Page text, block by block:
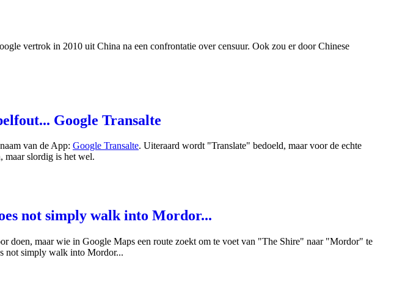
vertrok in 2010 uit China na een confrontatie over censuur. Ook zou er door Chinese
Google Transalte
van de App: Google Transalte. Uiteraard wordt "Translate" bedoeld, maar voor de echte
maar slordig is het wel.
not simply walk into Mordor...
doen, maar wie in Google Maps een route zoekt om te voet van "The Shire" naar "Mordor" te
not simply walk into Mordor...